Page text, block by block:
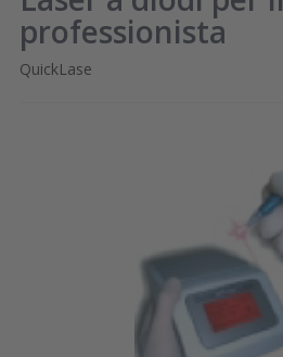
professionista
QuickLase